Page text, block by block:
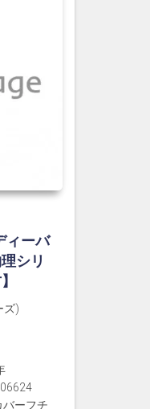
ィーバ
シリ
ズ)
バーフチ